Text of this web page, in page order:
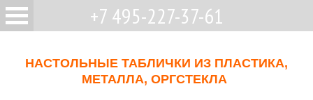
+7 495-227-37-61
НАСТОЛЬНЫЕ ТАБЛИЧКИ ИЗ ПЛАСТИКА,
МЕТАЛЛА, ОРГСТЕКЛА